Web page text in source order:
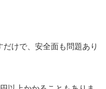
けで、安全面も問題あり